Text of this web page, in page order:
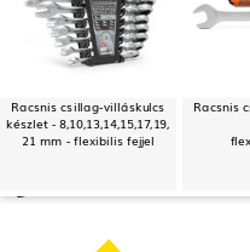
Racsnis csillag-villáskulcs
készlet - 8,10,13,14,15,17,19,
21 mm - flexibilis fejjel
Racsnis